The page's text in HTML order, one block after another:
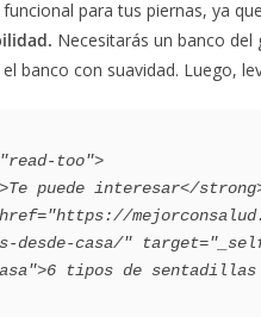
para tus piernas, ya que
Necesitarás un banco
banco con suavidad. Luego,
desde-casa/"
tipos de